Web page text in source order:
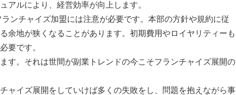
アルにより、経営効率が向上します。
ンチャイズ加盟には注意が必要です。本部の方針や規約に従
余地が狭くなることがあります。初期費用やロイヤリティーも
要です。
す。それは世間が副業トレンドの今こそフランチャイズ展開の
ャイズ展開をしていけば多くの失敗をし、問題を抱えながら事